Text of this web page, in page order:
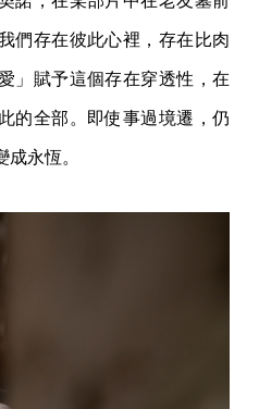
們存在彼此心裡，存在比肉
」賦予這個存在穿透性，在
的全部。即使事過境遷，仍
永恆。